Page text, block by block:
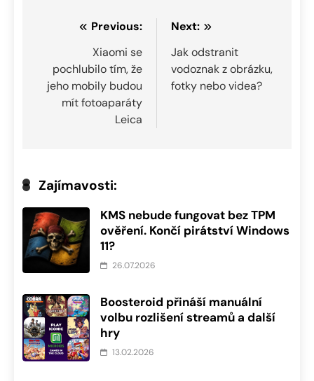
Navigace
příspěvek
Previous:
Xiaomi se
pochlubilo tím, že
jeho mobily budou
mít fotoaparáty
Leica
Next:
Jak odstranit
vodoznak z obrázku,
fotky nebo videa?
Zajímavosti:
KMS nebude fungovat bez TPM
ověření. Končí pirátství Windows
11?
26.07.2026
Boosteroid přináší manuální
volbu rozlišení streamů a další
hry
13.02.2026